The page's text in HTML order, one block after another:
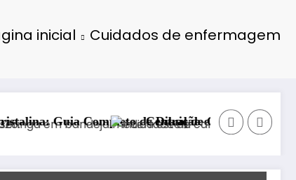
inicial Cuidados de enfermagem
Guia Completo de Diluição e Prática Clínica
Central de Calculadoras de